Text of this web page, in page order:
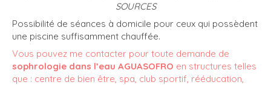
SOURCES
Possibilité de séances à domicile pour ceux qui possèdent
une piscine suffisamment chauffée.
Vous pouvez me contacter pour toute demande de
sophrologie dans l’eau AGUASOFRO en structures telles
que : centre de bien être, spa, club sportif, rééducation,